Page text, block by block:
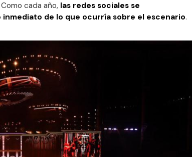
cada año, las redes sociales se
de lo que ocurría sobre el escenario.